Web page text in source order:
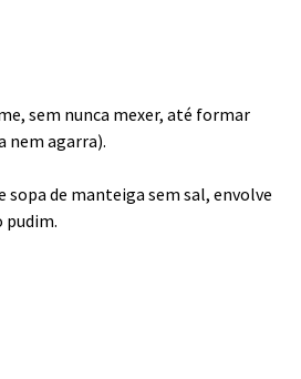
sem nunca mexer, até formar
nem agarra).
sopa de manteiga sem sal, envolve
pudim.